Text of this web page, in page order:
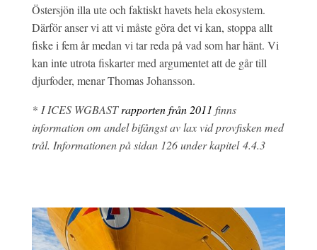
Östersjön illa ute och faktiskt havets hela ekosystem.
Därför anser vi att vi måste göra det vi kan, stoppa allt
fiske i fem år medan vi tar reda på vad som har hänt. Vi
kan inte utrota fiskarter med argumentet att de går till
djurfoder, menar Thomas Johansson.
*I ICES WGBASTrapporten från 2011 finns
information om andel bifångst av lax vid provfisken med
trål. Informationen på sidan 126 under kapitel 4.4.3